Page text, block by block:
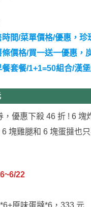
間/菜單價格/優惠，珍
條價格/買一送一優惠，
套餐/1+1=50組合/漢
優惠下殺 46 折 ! 6 塊
6 塊雞腿和 6 塊蛋撻也
22